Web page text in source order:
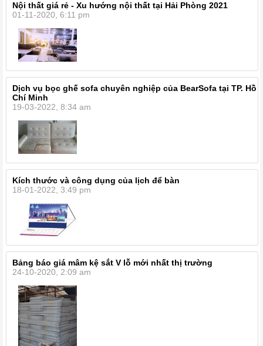
Nội thất giá rẻ - Xu hướng nội thất tại Hải Phòng 2021
01-11-2020, 6:11 pm
Dịch vụ bọc ghế sofa chuyên nghiệp của BearSofa tại TP. Hồ
Chí Minh
19-03-2022, 8:34 am
Kích thước và công dụng của lịch để bàn
18-01-2022, 3:49 pm
Bảng báo giá mâm kệ sắt V lỗ mới nhất thị trường
24-10-2020, 2:09 am